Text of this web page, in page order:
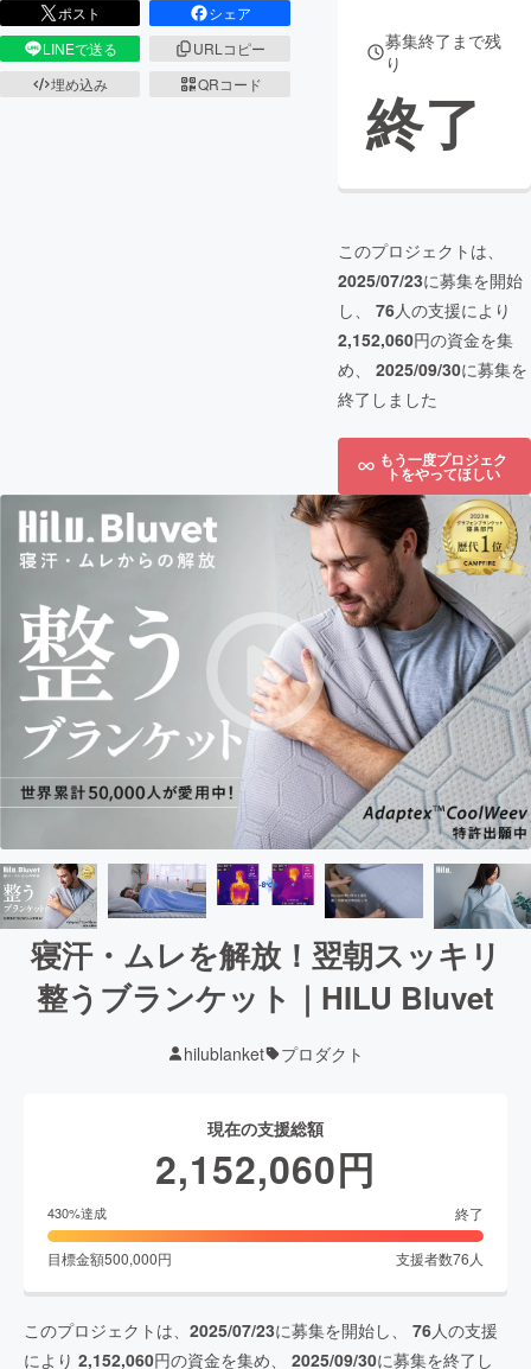
ポスト
シェア
LINEで送る
URLコピー
埋め込み
QRコード
募集終了まで残
り
終了
このプロジェクトは、
2025/07/23に募集を開始
し、 76人の支援により
2,152,060円の資金を集
め、 2025/09/30に募集を
終了しました
もう一度プロジェク
トをやってほしい
寝汗・ムレを解放！翌朝スッキリ
整うブランケット｜HILU Bluvet
hilublanket プロダクト
現在の支援総額
2,152,060円
430%達成 終了
目標金額500,000円 支援者数76 人
このプロジェクトは、 2025/07/23に募集を開始し、 76人の支援
により 2,152,060円の資金を集め、 2025/09/30に募集を終了し